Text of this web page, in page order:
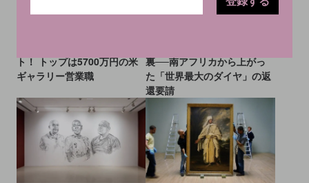
ト！ トップは5700万円の米
ギャラリー営業職
裏──南アフリカから上がっ
た「世界最大のダイヤ」の返
還要請